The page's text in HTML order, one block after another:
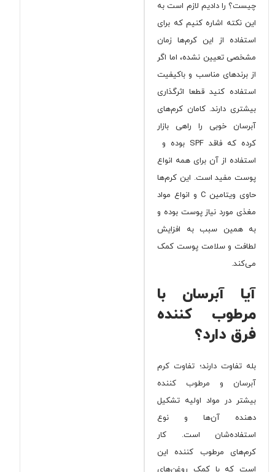
چیست؟ را دادیم لازم است به
این نکته اشاره کنیم که برای
استفاده از این کرم‌ها زمان
مشخصی تعیین نشده، اما اگر
از برندهای مناسب و باکیفیت
استفاده کنید قطعا اثرگذاری
بیشتری دارند. کامان کرم‌های
آبرسان خوبی را راهی بازار
کرده که فاقد SPF بوده و
استفاده از آن برای همه انواع
پوست مفید است. این کرم‌ها
حاوی ویتامین C و انواع مواد
مغذی مورد نیاز پوست بوده و
به همین سبب به افزایش
لطافت و سلامت پوست کمک
می‌کند.
آیا آبرسان با
مرطوب کننده
فرق دارد؟
بله تفاوت دارند؛ تفاوت کرم
آبرسان و مرطوب کننده
بیشتر در مواد اولیه تشکیل
دهنده آن‌ها و نوع
استفاده‌شان است. کار
کرم‌های مرطوب کننده این
است که با کمک روغن‌های